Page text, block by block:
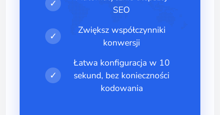
✓
SEO
✓
Zwiększ współczynniki
konwersji
✓
Łatwa konfiguracja w 10
sekund, bez konieczności
kodowania